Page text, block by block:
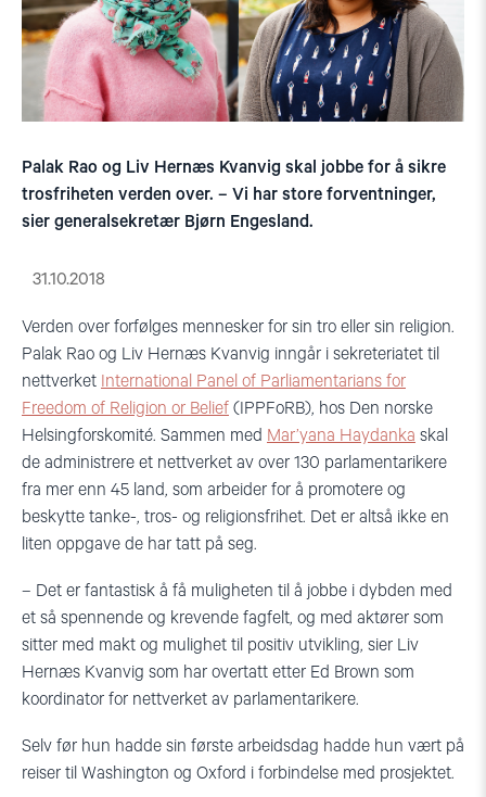
Palak Rao og Liv Hernæs Kvanvig skal jobbe for å sikre
trosfriheten verden over. – Vi har store forventninger,
sier generalsekretær Bjørn Engesland.
31.10.2018
Verden over forfølges mennesker for sin tro eller sin religion.
Palak Rao og Liv Hernæs Kvanvig inngår i sekreteriatet til
nettverket International Panel of Parliamentarians for
Freedom of Religion or Belief (IPPFoRB), hos Den norske
Helsingforskomité. Sammen med Mar’yana Haydanka skal
de administrere et nettverket av over 130 parlamentarikere
fra mer enn 45 land, som arbeider for å promotere og
beskytte tanke-, tros- og religionsfrihet. Det er altså ikke en
liten oppgave de har tatt på seg.
– Det er fantastisk å få muligheten til å jobbe i dybden med
et så spennende og krevende fagfelt, og med aktører som
sitter med makt og mulighet til positiv utvikling, sier Liv
Hernæs Kvanvig som har overtatt etter Ed Brown som
koordinator for nettverket av parlamentarikere.
Selv før hun hadde sin første arbeidsdag hadde hun vært på
reiser til Washington og Oxford i forbindelse med prosjektet.